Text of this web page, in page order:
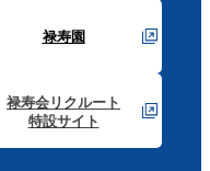
禄寿園
禄寿会リクルート
特設サイト